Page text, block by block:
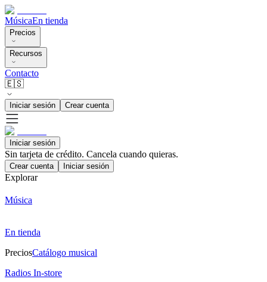
MúsicaEn tienda
Precios
Recursos
Contacto
🇪🇸
Iniciar sesión Crear cuenta
Iniciar sesión
Sin tarjeta de crédito. Cancela cuando quieras.
Crear cuenta Iniciar sesión
Explorar
Música
En tienda
PreciosCatálogo musical
Radios In-store